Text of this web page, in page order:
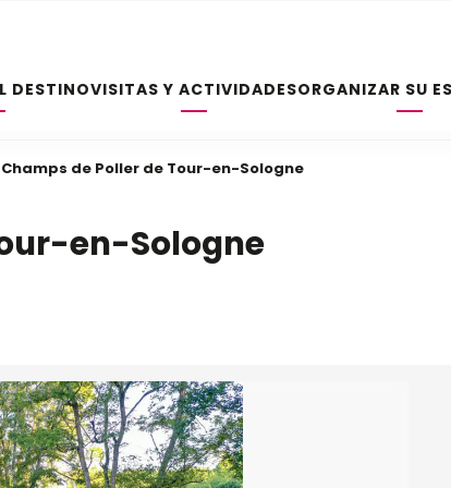
DESTINOVISITAS Y ACTIVIDADESORGANIZAR SU
Champs de Poller de Tour-en-Sologne
en-Sologne